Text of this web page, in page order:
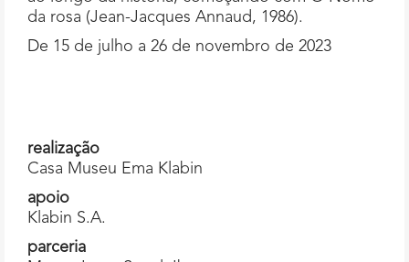
da rosa (Jean-Jacques Annaud, 1986).
De 15 de julho a 26 de novembro de 2023
realização
Casa Museu Ema Klabin
apoio
Klabin S.A.
parceria